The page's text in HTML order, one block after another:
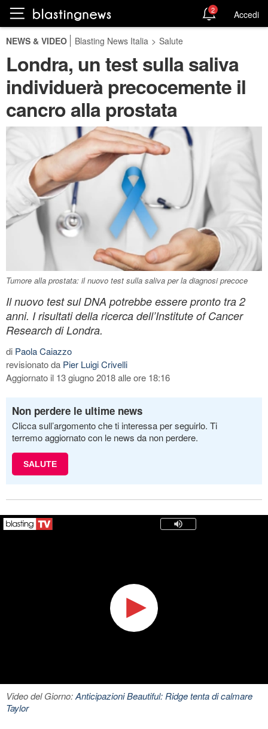
2 Accedi
NEWS & VIDEO Blasting News Italia > Salute
Londra, un test sulla saliva
individuerà precocemente il
cancro alla prostata
Tumore alla prostata: il nuovo test sulla saliva per la diagnosi precoce
Il nuovo test sul DNA potrebbe essere pronto tra 2
anni. I risultati della ricerca dell’Institute of Cancer
Research di Londra.
di Paola Caiazzo
revisionato da Pier Luigi Crivelli
Aggiornato il 13 giugno 2018 alle ore 18:16
Non perdere le ultime news
Clicca sull’argomento che ti interessa per seguirlo. Ti
terremo aggiornato con le news da non perdere.
SALUTE
Video del Giorno:Anticipazioni Beautiful: Ridge tenta di calmare
Taylor